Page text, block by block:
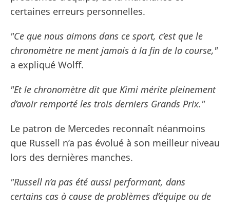
certaines erreurs personnelles.
"Ce que nous aimons dans ce sport, c’est que le
chronomètre ne ment jamais à la fin de la course,"
a expliqué Wolff.
"Et le chronomètre dit que Kimi mérite pleinement
d’avoir remporté les trois derniers Grands Prix."
Le patron de Mercedes reconnaît néanmoins
que Russell n’a pas évolué à son meilleur niveau
lors des dernières manches.
"Russell n’a pas été aussi performant, dans
certains cas à cause de problèmes d’équipe ou de